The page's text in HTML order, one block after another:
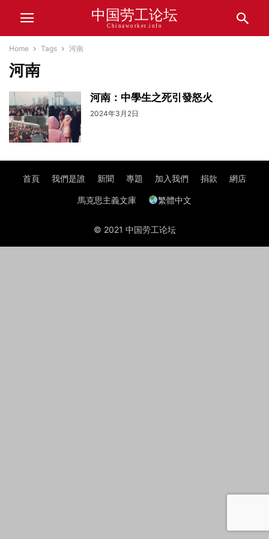
中国劳工论坛
Chinaworker.info
Home Tags 河南
河南
河南：中學生之死引發怒火
2024年3月2日
首頁 我們是誰 新聞 專題 加入我們 捐款 網店
馬克思主義文庫 繁體中文
© 2021 中国劳工论坛